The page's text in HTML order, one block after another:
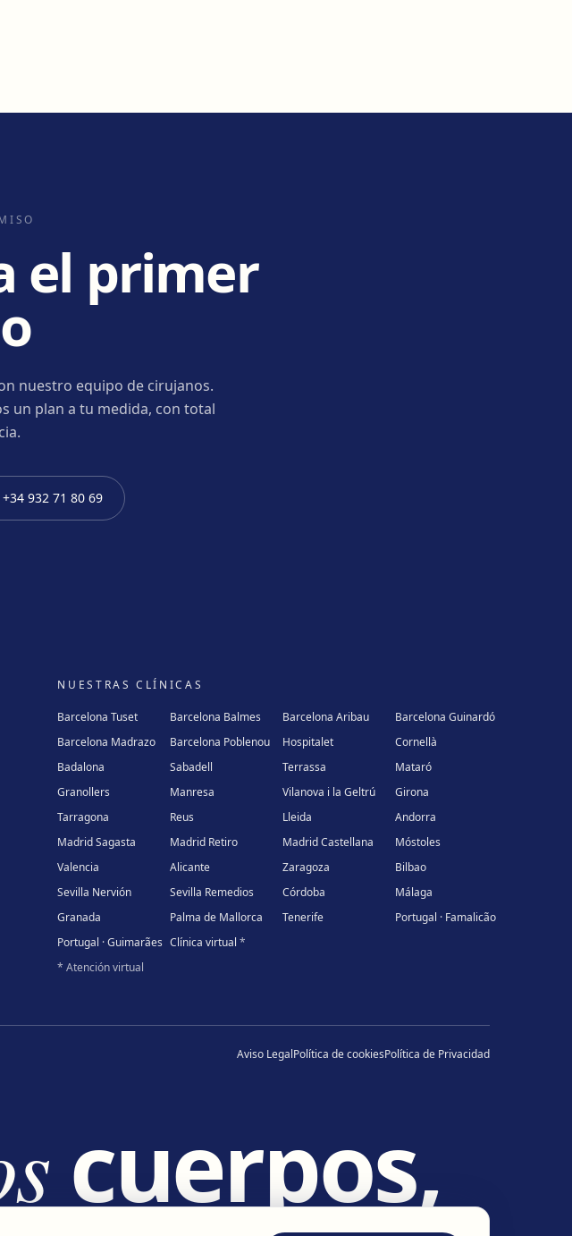
el primer
nuestro equipo de cirujanos.
un plan a tu medida, con total
+34 932 71 80 69
NUESTRAS CLÍNICAS
Barcelona Tuset Barcelona Balmes Barcelona Aribau
Barcelona Guinardó
Barcelona Madrazo
Barcelona Poblenou Hospitalet
Cornellà
Badalona
Sabadell Terrassa
Mataró
Granollers
Manresa Vilanova i la Geltrú
Girona
Tarragona
Reus Lleida
Andorra
Madrid Sagasta
Madrid Retiro Madrid Castellana
Móstoles
Valencia
Alicante Zaragoza
Bilbao
Sevilla Nervión
Sevilla Remedios Córdoba
Málaga
Granada
Palma de Mallorca Tenerife
Portugal · Famalicão
Portugal · Guimarães Clínica virtual *
* Atención virtual
Aviso LegalPolítica de cookiesPolítica de Privacidad
cuerpos,